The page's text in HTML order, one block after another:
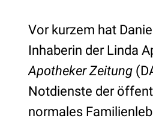
Vor kurzem hat
Inhaberin der Linda
Apotheker Zeitung
Notdienste der
normales